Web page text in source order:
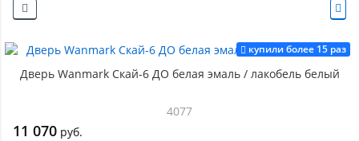
купили более 15 раз
Дверь Wanmark Скай-6 ДО белая эмаль / лакобель белый
4077
11 070 руб.